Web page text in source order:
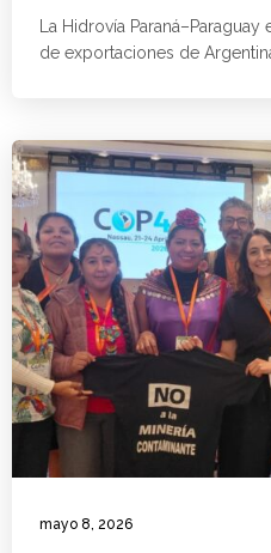
La Hidrovía
de exportaciones de
mayo 8, 2026